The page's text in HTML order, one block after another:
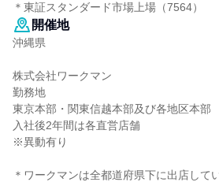
＊東証スタンダード市場上場（7564）
開催地
沖縄県
株式会社ワークマン
勤務地
東京本部・関東信越本部及び各地区本部
入社後2年間は各直営店舗
※異動有り
＊ワークマンは全都道府県下に出店して